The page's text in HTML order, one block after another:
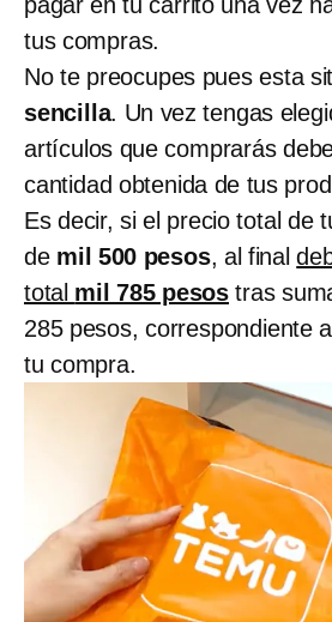
tus compras.
No te preocupes pues esta
sencilla. Un vez tengas
artículos que comprarás
cantidad obtenida de tus
Es decir, si el precio total de
de mil 500 pesos, al final
total mil 785 pesos tras
285 pesos, correspondiente
tu compra.